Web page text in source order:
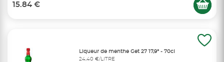
15.84 €
Liqueur de menthe Get 27 17,9° - 70cl
24,40 €/LITRE